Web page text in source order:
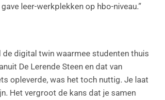
leer-werkplekken op hbo-niveau.”
de digital twin waarmee studenten thuis
De Lerende Steen en dat van
opleverde, was het toch nuttig. Je laat
Het vergroot de kans dat je samen